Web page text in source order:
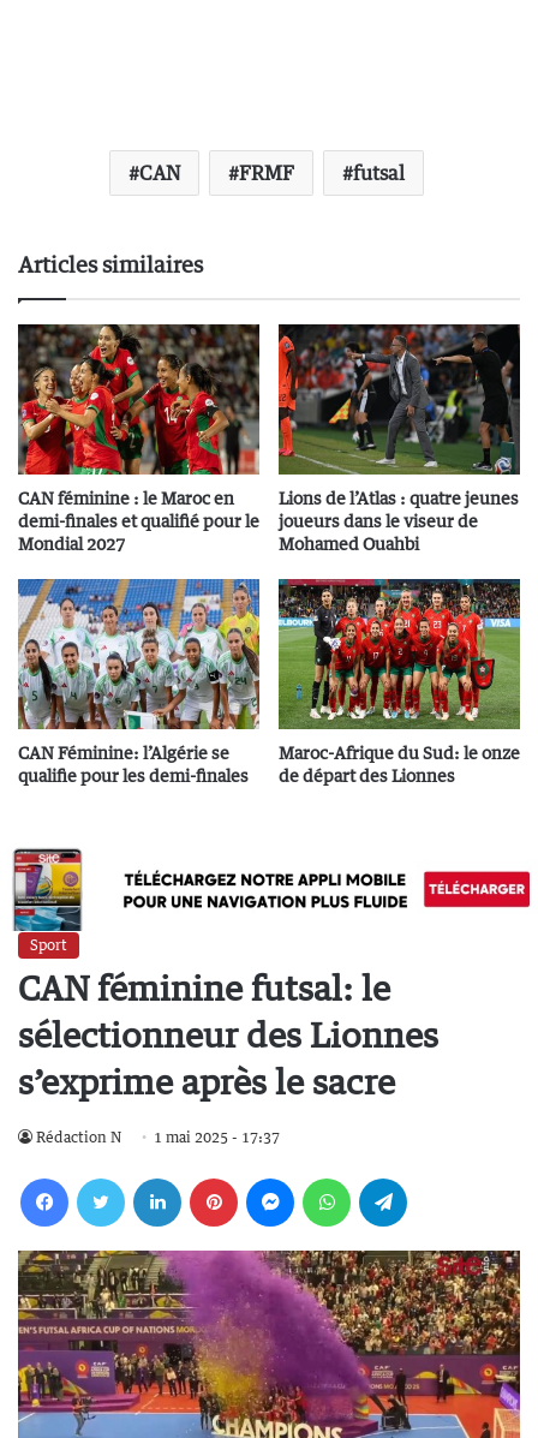
CAN FRMF futsal
Articles similaires
CAN féminine : le Maroc en
demi-finales et qualifié pour le
Mondial 2027
Lions de l’Atlas : quatre jeunes
joueurs dans le viseur de
Mohamed Ouahbi
CAN Féminine: l’Algérie se
qualifie pour les demi-finales
Maroc-Afrique du Sud: le onze
de départ des Lionnes